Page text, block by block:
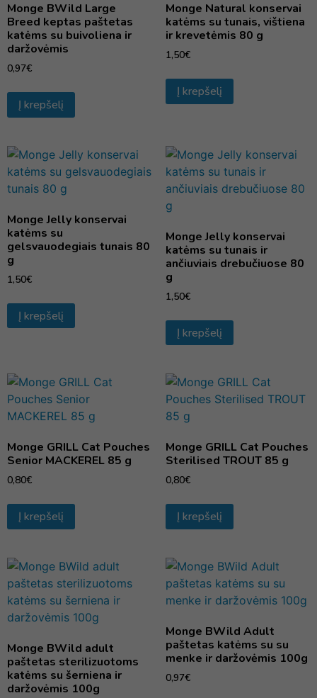
Monge BWild Large
Breed keptas paštetas
katėms su buivoliena ir
daržovėmis
0,97€
Į krepšelį
Monge Natural konservai
katėms su tunais, vištiena
ir krevetėmis 80 g
1,50€
Į krepšelį
Monge Jelly konservai
katėms su
gelsvauodegiais tunais 80
g
1,50€
Į krepšelį
Monge Jelly konservai
katėms su tunais ir
ančiuviais drebučiuose 80
g
1,50€
Į krepšelį
Monge GRILL Cat Pouches
Senior MACKEREL 85 g
0,80€
Į krepšelį
Monge GRILL Cat Pouches
Sterilised TROUT 85 g
0,80€
Į krepšelį
Monge BWild adult
paštetas sterilizuotoms
katėms su šerniena ir
daržovėmis 100g
Monge BWild Adult
paštetas katėms su su
menke ir daržovėmis 100g
0,97€